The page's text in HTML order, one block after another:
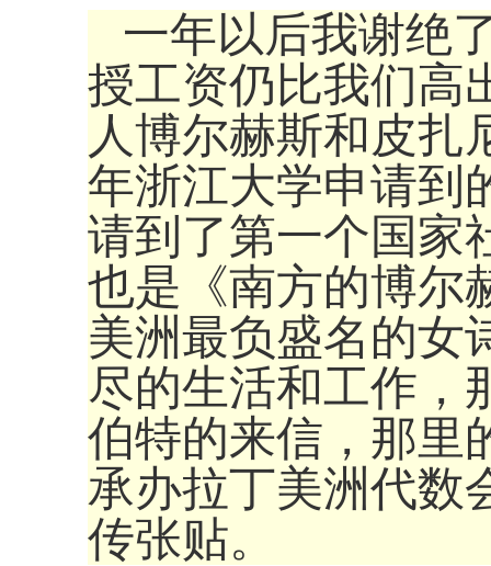
一年以后我谢绝
授工资仍比我们高
人博尔赫斯和皮扎
年浙江大学申请到
请到了第一个国家
也是《南方的博尔
美洲最负盛名的女
尽的生活和工作，
伯特的来信，那里
承办拉丁美洲代数
传张贴。